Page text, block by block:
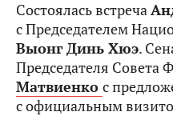
Состоялась встреча
с Председателем
Выонг Динь Хюэ.
Председателя Совета
Матвиенко с
с официальным